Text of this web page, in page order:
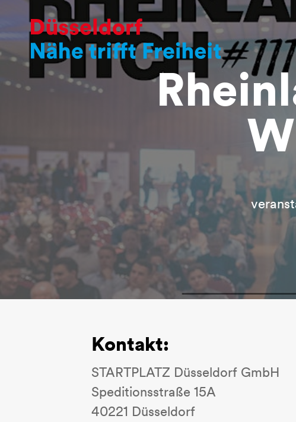
Kontakt:
STARTPLATZ Düsseldorf GmbH
Speditionsstraße 15A
40221 Düsseldorf